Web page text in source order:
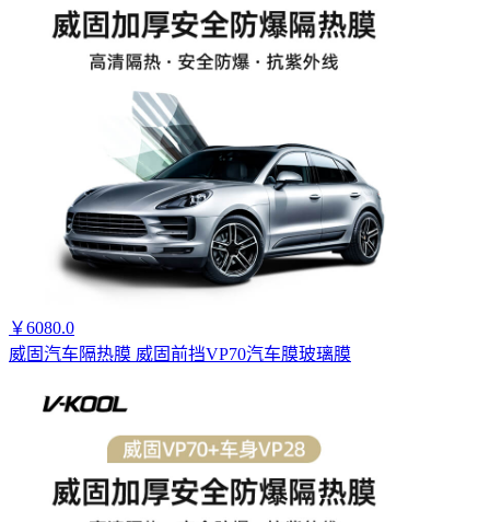
￥6080.0
威固汽车隔热膜 威固前挡VP70汽车膜玻璃膜